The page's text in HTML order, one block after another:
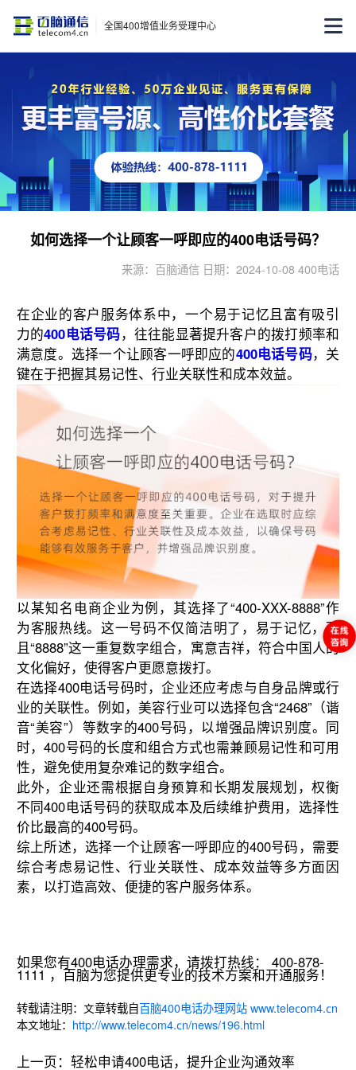
全国400增值业务受理中心
如何选择一个让顾客一呼即应的400电话号码？
来源：百脑通信 日期：2024-10-08 400电话
在企业的客户服务体系中，一个易于记忆且富有吸引
力的400电话号码，往往能显著提升客户的拨打频率和
满意度。选择一个让顾客一呼即应的400电话号码，关
键在于把握其易记性、行业关联性和成本效益。
以某知名电商企业为例，其选择了“400-XXX-8888”作
为客服热线。这一号码不仅简洁明了，易于记忆，而
且“8888”这一重复数字组合，寓意吉祥，符合中国人的
文化偏好，使得客户更愿意拨打。
在选择400电话号码时，企业还应考虑与自身品牌或行
业的关联性。例如，美容行业可以选择包含“2468”（谐
音“美容”）等数字的400号码，以增强品牌识别度。同
时，400号码的长度和组合方式也需兼顾易记性和可用
性，避免使用复杂难记的数字组合。
此外，企业还需根据自身预算和长期发展规划，权衡
不同400电话号码的获取成本及后续维护费用，选择性
价比最高的400号码。
综上所述，选择一个让顾客一呼即应的400号码，需要
综合考虑易记性、行业关联性、成本效益等多方面因
素，以打造高效、便捷的客户服务体系。
如果您有400电话办理需求，请拨打热线： 400-878-
1111 ，百脑为您提供更专业的技术方案和开通服务！
转载请注明：文章转载自百脑400电话办理网站 www.telecom4.cn
本文地址： http://www.telecom4.cn/news/196.html
上一页： 轻松申请400电话，提升企业沟通效率